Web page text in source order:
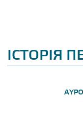
ІСТОРІЯ